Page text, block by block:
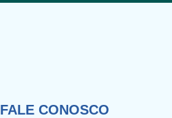
FALE CONOSCO